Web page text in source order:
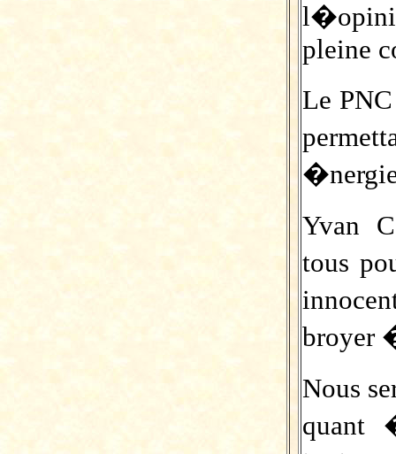
pleine
Le
Yvan
tous
broyer
Nous
quant